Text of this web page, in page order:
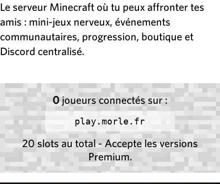
Le serveur Minecraft où tu peux affronter tes
amis : mini-jeux nerveux, événements
communautaires, progression, boutique et
Discord centralisé.
0 joueurs connectés sur :
play.morle.fr
20 slots au total - Accepte les versions
Premium.